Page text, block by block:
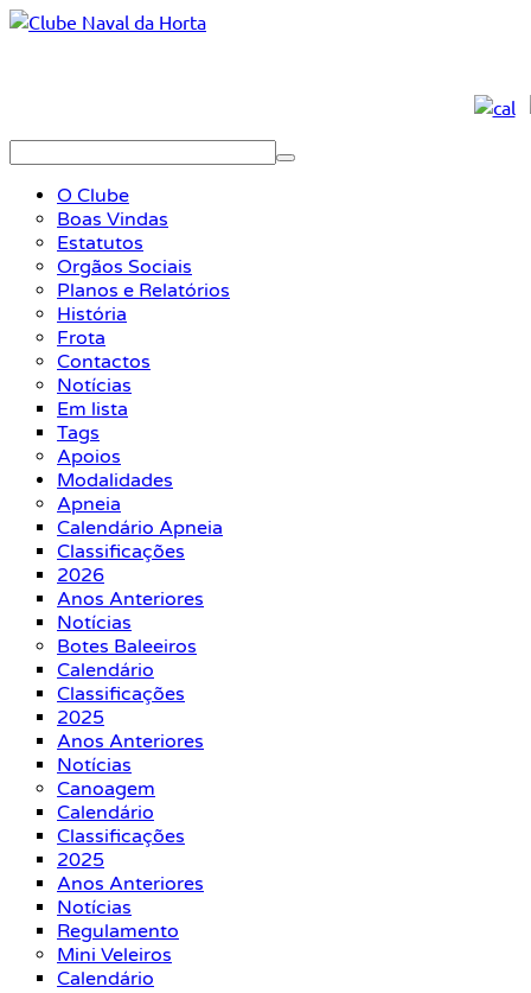
O Clube
Boas Vindas
Estatutos
Orgãos Sociais
Planos e Relatórios
História
Frota
Contactos
Notícias
Em lista
Tags
Apoios
Modalidades
Apneia
Calendário Apneia
Classificações
2026
Anos Anteriores
Notícias
Botes Baleeiros
Calendário
Classificações
2025
Anos Anteriores
Notícias
Canoagem
Calendário
Classificações
2025
Anos Anteriores
Notícias
Regulamento
Mini Veleiros
Calendário